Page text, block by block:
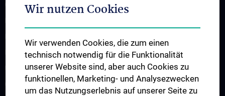
Organigramm
Flagship Projekte
Unsere Partnerinstitutionen
CCII-Jahresberichte
Wir nutzen Cookies
Wir verwenden Cookies, die zum einen
technisch notwendig für die Funktionalität
unserer Website sind, aber auch Cookies zu
funktionellen, Marketing- und Analysezwecken
um das Nutzungserlebnis auf unserer Seite zu